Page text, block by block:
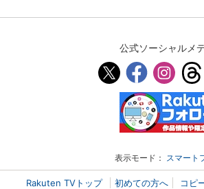
公式ソーシャルメ
表示モード： スマート
Rakuten TVトップ 初めての方へ コピ